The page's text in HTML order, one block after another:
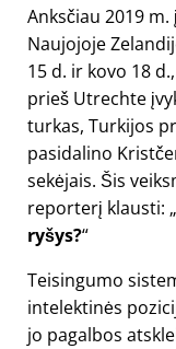
Anksčiau 2019
Naujojoje
15 d. ir kovo 18
prieš Utrechte
turkas, Turkijos
pasidalino
sekėjais. Šis
reporterį klausti:
ryšys?
Teisingumo
intelektinės
jo pagalbos